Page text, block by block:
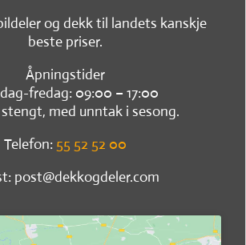
og dekk til landets kanskje
beste priser.
Åpningstider
fredag: 09:00 – 17:00
med unntak i sesong.
Telefon: 55 52 52 00
post@dekkogdeler.com